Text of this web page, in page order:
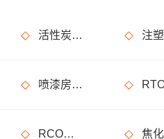
活性炭吸附+催化燃烧运行的安全问题及相应措施
喷漆房废气处理设备选购准则
RCO活性炭催化燃烧设备处理废气步骤